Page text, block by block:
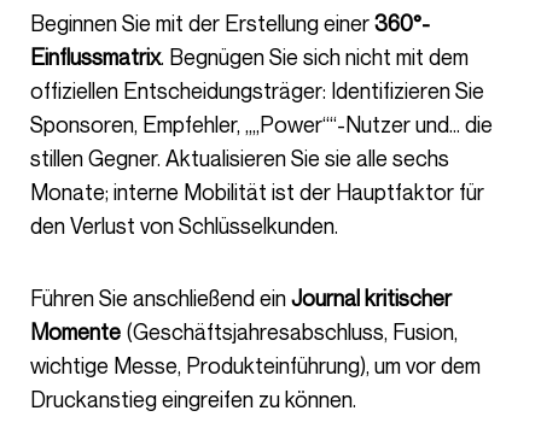
Beginnen Sie mit der Erstellung einer360°-
Einflussmatrix. Begnügen Sie sich nicht mit dem
offiziellen Entscheidungsträger: Identifizieren Sie
Sponsoren, Empfehler, „„Power““-Nutzer und… die
stillen Gegner. Aktualisieren Sie sie alle sechs
Monate; interne Mobilität ist der Hauptfaktor für
den Verlust von Schlüsselkunden.
Führen Sie anschließend einJournal kritischer
Momente (Geschäftsjahresabschluss, Fusion,
wichtige Messe, Produkteinführung), um vor dem
Druckanstieg eingreifen zu können.